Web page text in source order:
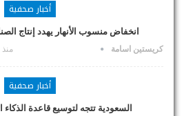
أخبار صحفية
انخفاض منسوب الأنهار يهدد إنتاج
كريستين اسامة منذ
أخبار صحفية
السعودية تتجه لتوسيع قاعدة